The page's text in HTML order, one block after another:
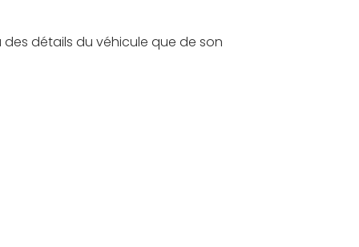
détails du véhicule que de son